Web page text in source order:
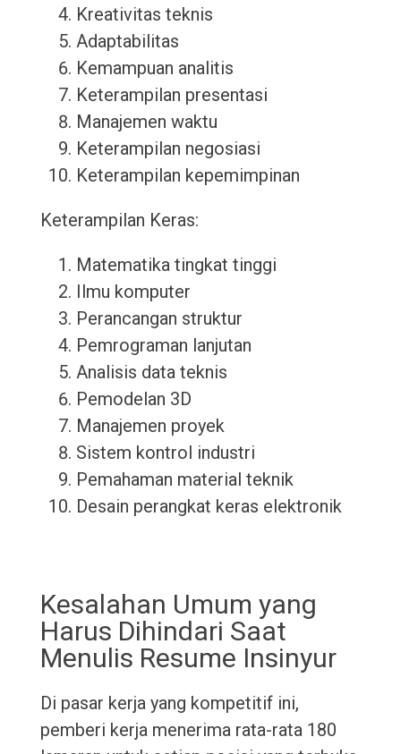
Kreativitas teknis
Adaptabilitas
Kemampuan analitis
Keterampilan presentasi
Manajemen waktu
Keterampilan negosiasi
Keterampilan kepemimpinan
Keterampilan Keras:
Matematika tingkat tinggi
Ilmu komputer
Perancangan struktur
Pemrograman lanjutan
Analisis data teknis
Pemodelan 3D
Manajemen proyek
Sistem kontrol industri
Pemahaman material teknik
Desain perangkat keras elektronik
Kesalahan Umum yang
Harus Dihindari Saat
Menulis Resume Insinyur
Di pasar kerja yang kompetitif ini,
pemberi kerja menerima rata-rata 180